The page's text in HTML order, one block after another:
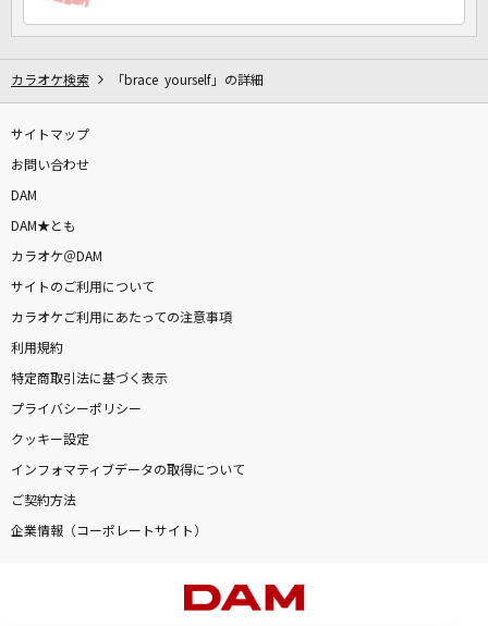
カラオケ検索 「brace yourself」の詳細
サイトマップ
お問い合わせ
DAM
DAM★とも
カラオケ＠DAM
サイトのご利用について
カラオケご利用にあたっての注意事項
利用規約
特定商取引法に基づく表示
プライバシーポリシー
クッキー設定
インフォマティブデータの取得について
ご契約方法
企業情報（コーポレートサイト）